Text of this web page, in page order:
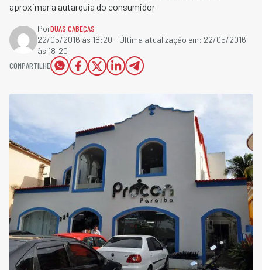
aproximar a autarquia do consumidor
PorDUAS CABEÇAS
22/05/2016 às 18:20 - Última atualização em: 22/05/2016
às 18:20
COMPARTILHE